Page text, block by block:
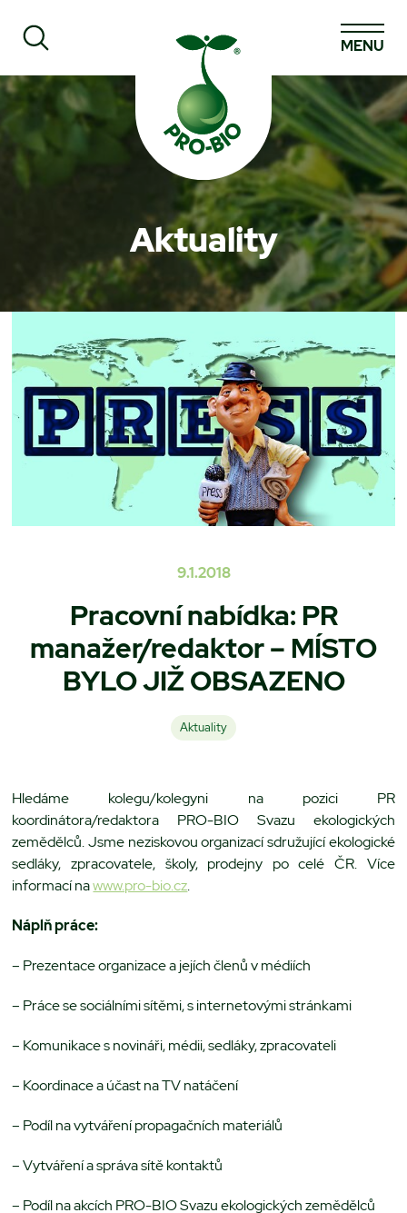
Prohledat PRO-BIO
MENU
Aktuality
9.1.2018
Pracovní nabídka: PR
manažer/redaktor – MÍSTO
BYLO JIŽ OBSAZENO
Aktuality
Hledáme kolegu/kolegyni na pozici PR
koordinátora/redaktora PRO-BIO Svazu ekologických
zemědělců. Jsme neziskovou organizací sdružující ekologické
sedláky, zpracovatele, školy, prodejny po celé ČR. Více
informací nawww.pro-bio.cz.
Náplň práce:
– Prezentace organizace a jejích členů v médiích
– Práce se sociálními sítěmi, s internetovými stránkami
– Komunikace s novináři, médii, sedláky, zpracovateli
– Koordinace a účast na TV natáčení
– Podíl na vytváření propagačních materiálů
– Vytváření a správa sítě kontaktů
– Podíl na akcích PRO-BIO Svazu ekologických zemědělců